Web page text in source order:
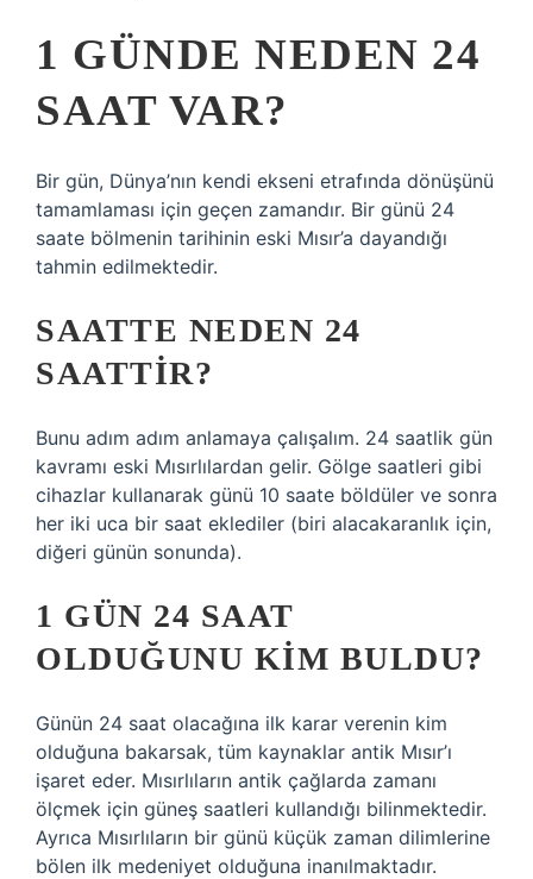
1 GÜNDE NEDEN 24
SAAT VAR?
Bir gün, Dünya’nın kendi ekseni etrafında dönüşünü
tamamlaması için geçen zamandır. Bir günü 24
saate bölmenin tarihinin eski Mısır’a dayandığı
tahmin edilmektedir.
SAATTE NEDEN 24
SAATTIR?
Bunu adım adım anlamaya çalışalım. 24 saatlik gün
kavramı eski Mısırlılardan gelir. Gölge saatleri gibi
cihazlar kullanarak günü 10 saate böldüler ve sonra
her iki uca bir saat eklediler (biri alacakaranlık için,
diğeri günün sonunda).
1 GÜN 24 SAAT
OLDUĞUNU KIM BULDU?
Günün 24 saat olacağına ilk karar verenin kim
olduğuna bakarsak, tüm kaynaklar antik Mısır’ı
işaret eder. Mısırlıların antik çağlarda zamanı
ölçmek için güneş saatleri kullandığı bilinmektedir.
Ayrıca Mısırlıların bir günü küçük zaman dilimlerine
bölen ilk medeniyet olduğuna inanılmaktadır.